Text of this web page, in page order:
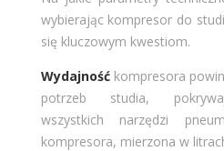
wybierając kompresor do
się kluczowym kwestiom.
Wydajnośćkompresora
potrzeb studia,
wszystkich narzędzi
kompresora, mierzona w